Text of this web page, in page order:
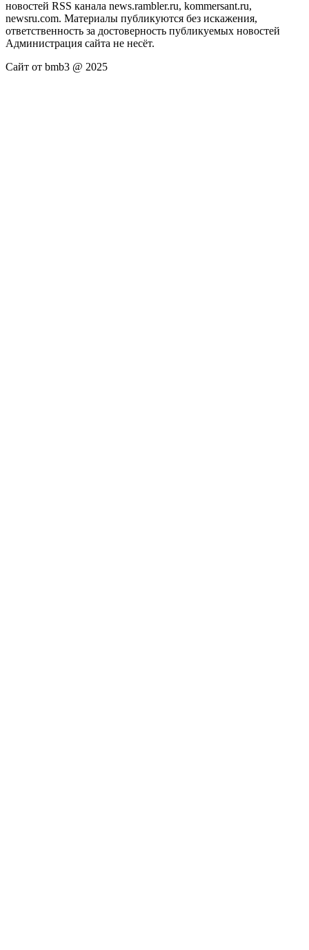
новостей RSS канала news.rambler.ru, kommersant.ru,
newsru.com. Материалы публикуются без искажения,
ответственность за достоверность публикуемых новостей
Администрация сайта не несёт.
Сайт от bmb3 @ 2025